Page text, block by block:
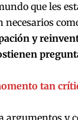
que les
necesarios
y
tan